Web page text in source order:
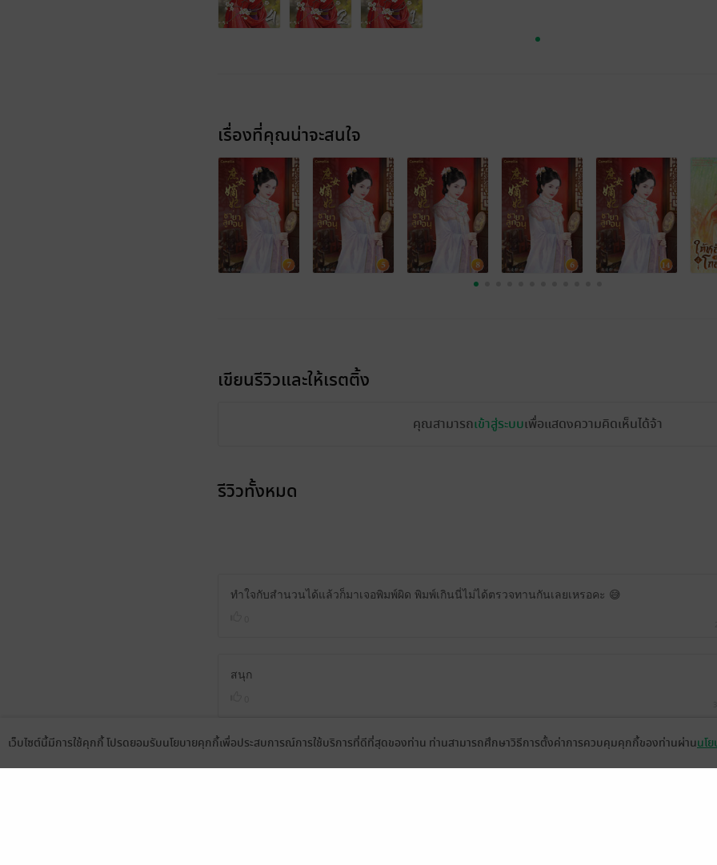
เรื่องที่คุณน่าจะสนใจ
เขียนรีวิวและให้เรตติ้ง
คุณสามารถเข้าสู่ระบบเพื่อแสดงความคิดเห็นได้จ้า
รีวิวทั้งหมด
ทำใจกับสำนวนได้แล้วก็มาเจอพิมพ์ผิด พิมพ์เกินนี่ไม่ได้ตรวจทานกันเลยเหรอคะ 😅
สนุก
Kriedmayan-1638
21 ก.พ. 25668:17 น.
เว็บไซต์นี้มีการใช้คุกกี้ โปรดยอมรับนโยบายคุกกี้เพื่อประสบการณ์การใช้บริการที่ดีที่สุดของท่าน ท่านสามารถศึกษาวิธีการตั้งค่าการควบคุมคุกกี้ของท่านผ่านนโ